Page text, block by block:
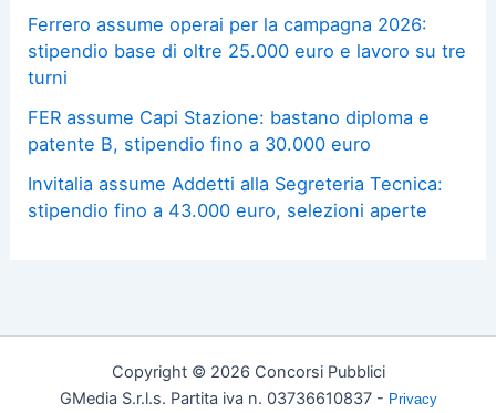
Ferrero assume operai per la campagna 2026:
stipendio base di oltre 25.000 euro e lavoro su tre
turni
FER assume Capi Stazione: bastano diploma e
patente B, stipendio fino a 30.000 euro
Invitalia assume Addetti alla Segreteria Tecnica:
stipendio fino a 43.000 euro, selezioni aperte
Copyright © 2026 Concorsi Pubblici
GMedia S.r.l.s. Partita iva n. 03736610837 - Privacy